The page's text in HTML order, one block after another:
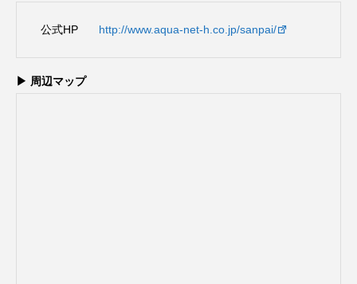
公式HP http://www.aqua-net-h.co.jp/sanpai/
▶ 周辺マップ